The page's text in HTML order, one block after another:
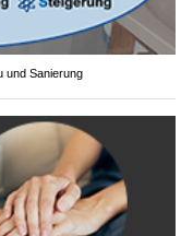
und Sanierung